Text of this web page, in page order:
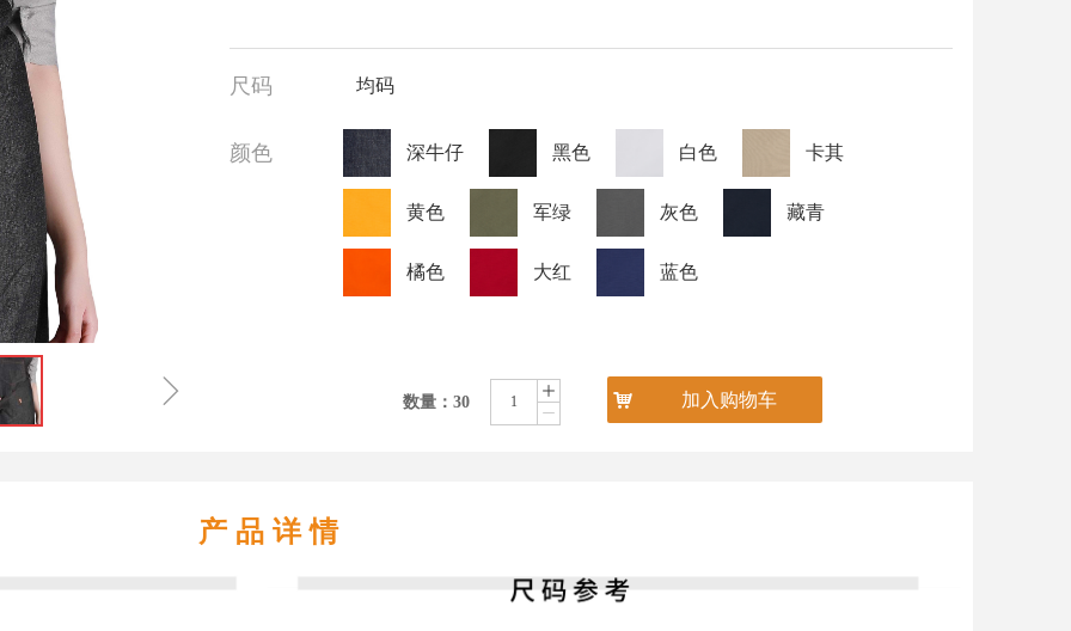
ꁇ
尺码 均码
颜色 深牛仔 黑色 白色 卡其
黄色 军绿 灰色 藏青
橘色 大红 蓝色
数量：30
ꄸ
ꄷ
낙 加入购物车
产 品 详 情